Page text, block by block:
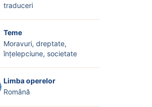
traduceri
Teme
Moravuri, dreptate,
înțelepciune, societate
Limba operelor
Română